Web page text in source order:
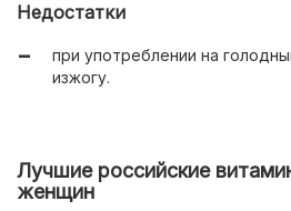
Недостатки
при употреблении на
изжогу.
Лучшие российские
женщин